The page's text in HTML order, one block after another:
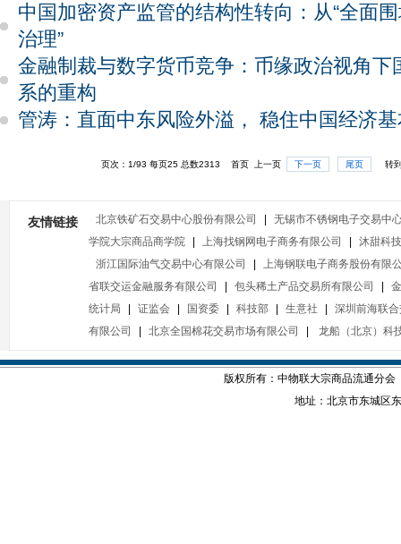
中国加密资产监管的结构性转向：从“全面围
治理”
金融制裁与数字货币竞争：币缘政治视角下
系的重构
管涛：直面中东风险外溢， 稳住中国经济
页次：1/93 每页25 总数2313 首页 上一页 下一页 尾页 转
友情链接 北京铁矿石交易中心股份有限公司
无锡市不锈钢电子交易中
学院大宗商品商学院
上海找钢网电子商务有限公司
沐甜科技
浙江国际油气交易中心有限公司
上海钢联电子商务股份有限
省联交运金融服务有限公司
包头稀土产品交易所有限公司
统计局
证监会 国资委 科技部 生意社
深圳前海联
有限公司
北京全国棉花交易市场有限公司 龙船（北京）科
版权所有：中物联大宗商品流通分
地址：北京市东城区